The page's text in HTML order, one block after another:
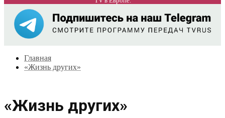
Главная
«Жизнь других»
«Жизнь других»